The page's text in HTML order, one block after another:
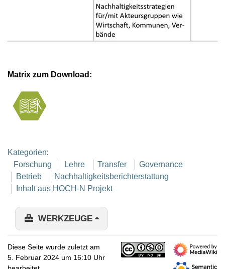
Matrix zum Download:
Kategorien:
Forschung
Lehre Transfer
Governance
Betrieb
Nachhaltigkeitsberichterstattung
Inhalt aus HOCH-N Projekt
WERKZEUGE
Diese Seite wurde zuletzt am
5. Februar 2024 um 16:10 Uhr